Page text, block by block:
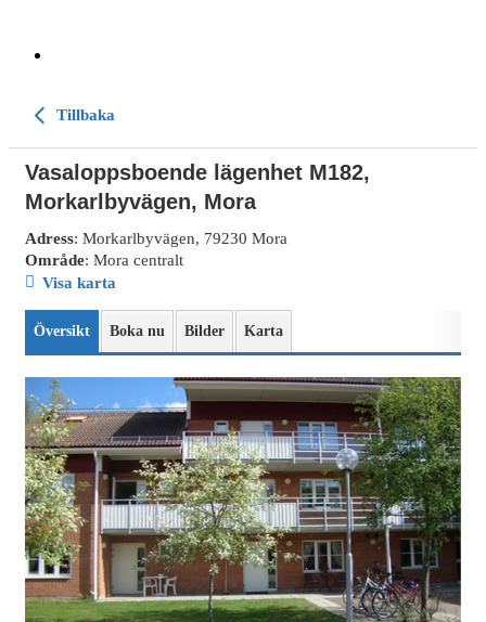
Tillbaka
Vasaloppsboende lägenhet M182,
Morkarlbyvägen, Mora
Adress: Morkarlbyvägen, 79230 Mora
Område: Mora centralt
Visa karta
Översikt Boka nu Bilder Karta